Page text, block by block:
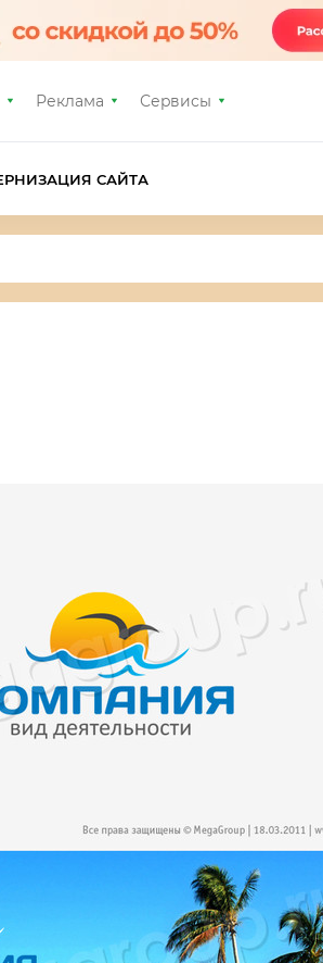
Реклама Сервисы
САЙТА